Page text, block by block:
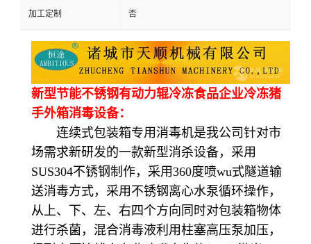
加工定制 否
新型节能不锈钢有动力辊冷冻食品企业冷冻猪
手外箱消毒设备：
连续式包装箱专用消毒机是我公司针对市
场需求新研发的一款新型消杀设备，采用
SUS304不锈钢制作，采用360度喷wu式隧道输
送消毒方式，采用不锈钢离心水泵循环操作，
从上、下、左、右四个方向同时对包装箱物体
进行杀菌，混合消毒液利用柱塞高压泵加压，